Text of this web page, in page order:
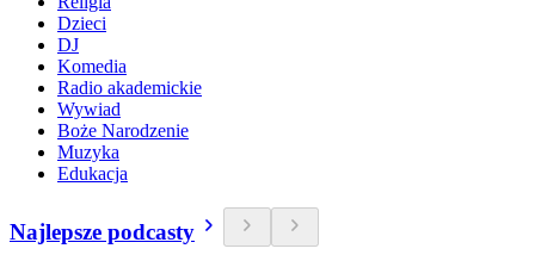
Dzieci
DJ
Komedia
Radio akademickie
Wywiad
Boże Narodzenie
Muzyka
Edukacja
Najlepsze podcasty